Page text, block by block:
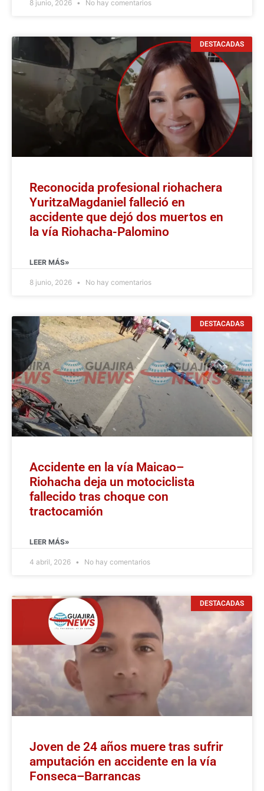
8 junio, 2026 No hay comentarios
DESTACADAS
Reconocida profesional riohachera
YuritzaMagdaniel falleció en
accidente que dejó dos muertos en
la vía Riohacha-Palomino
LEER MÁS»
8 junio, 2026 No hay comentarios
DESTACADAS
Accidente en la vía Maicao–
Riohacha deja un motociclista
fallecido tras choque con
tractocamión
LEER MÁS»
4 abril, 2026 No hay comentarios
DESTACADAS
Joven de 24 años muere tras sufrir
amputación en accidente en la vía
Fonseca–Barrancas